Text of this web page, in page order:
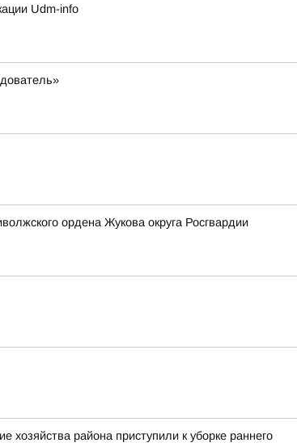
Udm-info
ордена Жукова округа Росгвардии
района приступили к уборке раннего